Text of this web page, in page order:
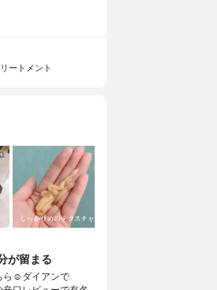
ートメント
が留まる
ら☺️ダイアンで